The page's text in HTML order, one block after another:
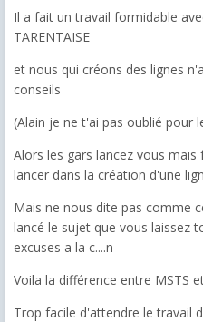
Il a fait un travail formidable
TARENTAISE
et nous qui créons des lignes
conseils
(Alain je ne t'ai pas oublié pour
Alors les gars lancez vous
lancer dans la création d'une
Mais ne nous dite pas comme
lancé le sujet que vous laissez
excuses a la c....n
Voila la différence entre MSTS
Trop facile d'attendre le travail